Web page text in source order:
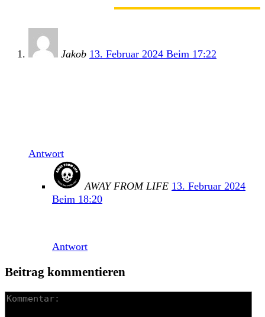
Jakob 13. Februar 2024 Beim 17:22
Antwort
AWAY FROM LIFE 13. Februar 2024
Beim 18:20
Antwort
Beitrag kommentieren